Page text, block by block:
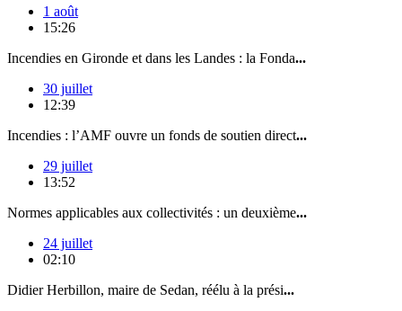
1 août
15:26
Incendies en Gironde et dans les Landes : la Fonda...
30 juillet
12:39
Incendies : l’AMF ouvre un fonds de soutien direct...
29 juillet
13:52
Normes applicables aux collectivités : un deuxième...
24 juillet
02:10
Didier Herbillon, maire de Sedan, réélu à la prési...